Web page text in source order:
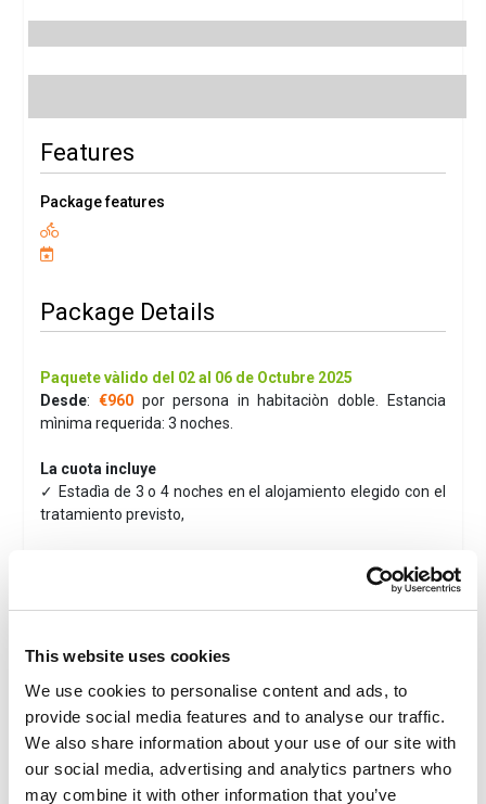
This website uses cookies
We use cookies to personalise content and ads, to
provide social media features and to analyse our traffic.
We also share information about your use of our site with
our social media, advertising and analytics partners who
may combine it with other information that you’ve
Features
Package features
Package Details
Paquete vàlido del 02 al 06 de Octubre 2025
Desde:€960 por persona in habitaciòn doble. Estancia
mìnima requerida: 3 noches.
La cuota incluye
✓ Estadìa de 3 o 4 noches en el alojamiento elegido con el
tratamiento previsto,
✓ Iscripciòn garantizada a L’Eroica Gaiole 2025*
✓ Cobertura de seguro diario para eventos organizados en
Polìtica de Cancelaciòn:Debido a la naturaleza especial
de la Eroica, una vez finalizada la inscripción, la cuota no
será reembolsable, independientemente de la fecha de
cancelación.